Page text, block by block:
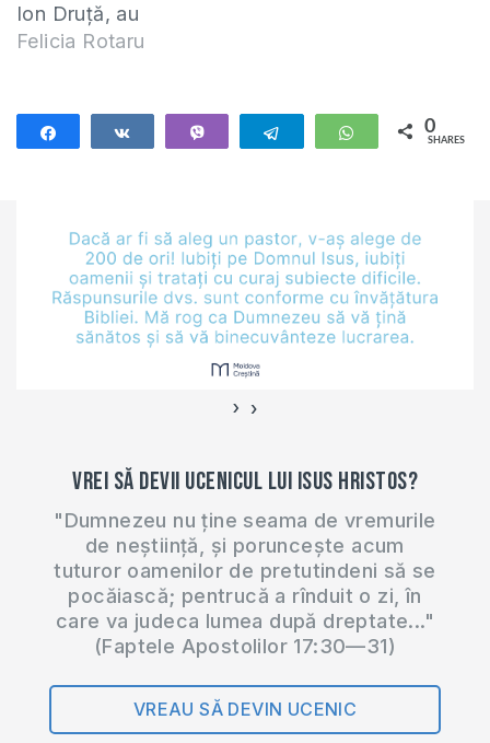
Ion Druță, au
participat la
Kickboxing din
București. Alături de
Kickboxing, sportivii
au adus acasă 3
medalii. Una din
medaliile de bronz a
fost cucerită de
Felicia Rotaru
Telegram WhatsApp
0
SHARES
‹ ›
Vrei să devii ucenicul lui Isus Hristos?
"Dumnezeu nu ține seama de vremurile
de neștiință, și poruncește acum
tuturor oamenilor de pretutindeni să se
pocăiască; pentrucă a rînduit o zi, în
care va judeca lumea după dreptate..."
(Faptele Apostolilor 17:30—31)
VREAU SĂ DEVIN UCENIC